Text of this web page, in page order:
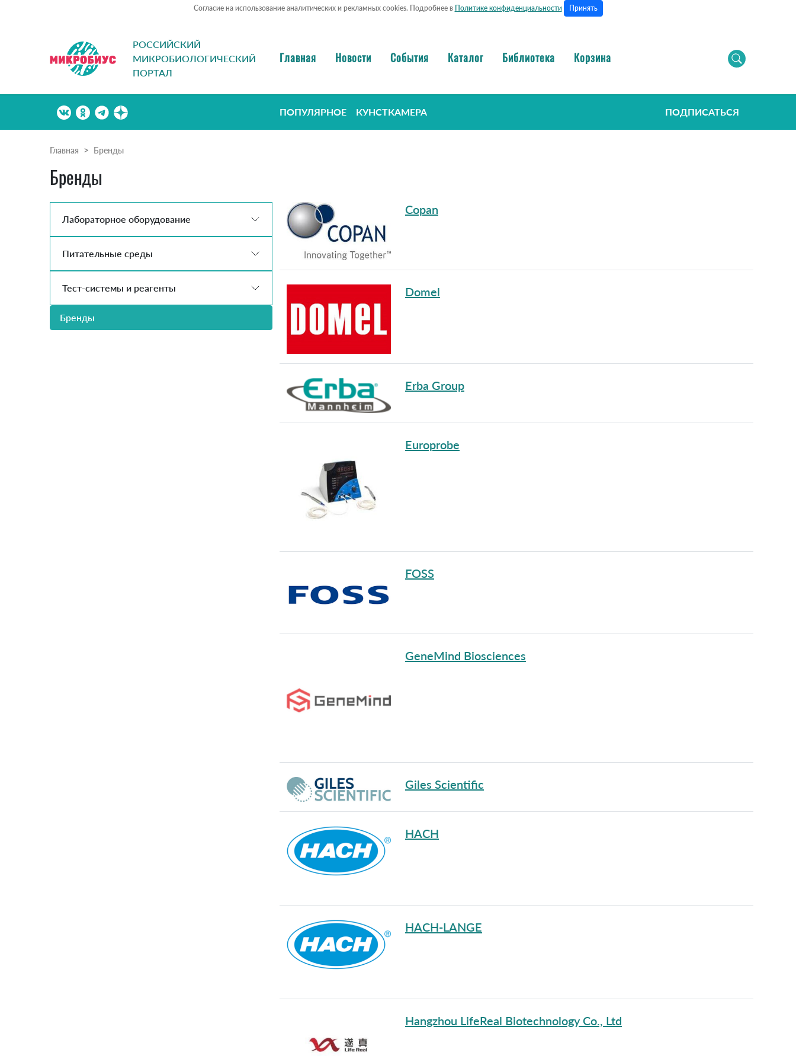
Согласие на использование аналитических и рекламных cookies. Подробнее в Политике конфиденциальности Принять
РОССИЙСКИЙ
МИКРОБИОЛОГИЧЕСКИЙ
ПОРТАЛ
Главная Новости События Каталог Библиотека Корзина
ПОПУЛЯРНОЕ КУНСТКАМЕРА ПОДПИСАТЬСЯ
Главная Бренды
Бренды
Лабораторное оборудование
Питательные среды
Тест-системы и реагенты
Бренды
Copan
Domel
Erba Group
Europrobe
FOSS
GeneMind Biosciences
Giles Scientific
HACH
HACH-LANGE
Hangzhou LifeReal Biotechnology Co., Ltd